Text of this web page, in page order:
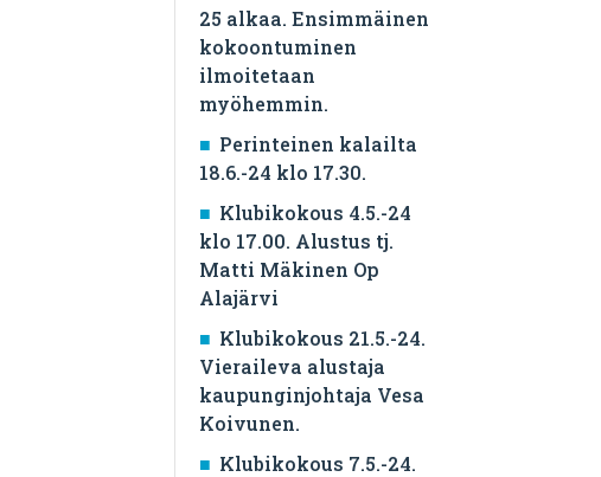
25 alkaa. Ensimmäinen
kokoontuminen
ilmoitetaan
myöhemmin.
Perinteinen kalailta
18.6.-24 klo 17.30.
Klubikokous 4.5.-24
klo 17.00. Alustus tj.
Matti Mäkinen Op
Alajärvi
Klubikokous 21.5.-24.
Vieraileva alustaja
kaupunginjohtaja Vesa
Koivunen.
Klubikokous 7.5.-24.